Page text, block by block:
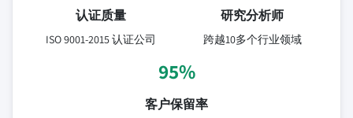
认证质量
ISO 9001-2015 认证公司
研究分析师
跨越10多个行业领域
95%
客户保留率